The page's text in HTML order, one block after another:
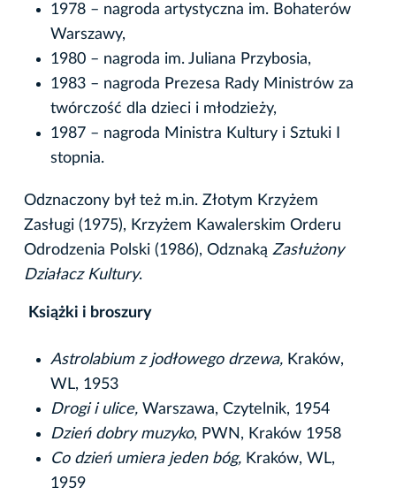
1978 – nagroda artystyczna im. Bohaterów
Warszawy,
1980 – nagroda im. Juliana Przybosia,
1983 – nagroda Prezesa Rady Ministrów za
twórczość dla dzieci i młodzieży,
1987 – nagroda Ministra Kultury i Sztuki I
stopnia.
Odznaczony był też m.in. Złotym Krzyżem
Zasługi (1975), Krzyżem Kawalerskim Orderu
Odrodzenia Polski (1986), Odznaką Zasłużony
Działacz Kultury.
Książki i broszury
Astrolabium z jodłowego drzewa, Kraków,
WL, 1953
Drogi i ulice, Warszawa, Czytelnik, 1954
Dzień dobry muzyko, PWN, Kraków 1958
Co dzień umiera jeden bóg, Kraków, WL,
1959